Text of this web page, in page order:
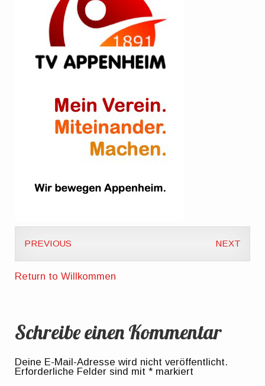
PREVIOUS NEXT
Return to Willkommen
Schreibe einen Kommentar
Deine E-Mail-Adresse wird nicht veröffentlicht.
Erforderliche Felder sind mit* markiert